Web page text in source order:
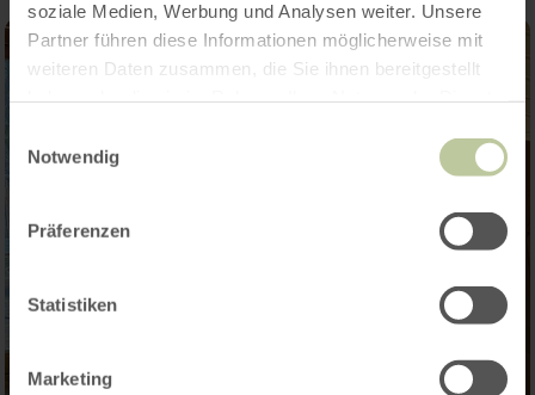
soziale Medien, Werbung und Analysen weiter. Unsere
Partner führen diese Informationen möglicherweise mit
weiteren Daten zusammen, die Sie ihnen bereitgestellt
Notwendig
Präferenzen
Statistiken
Marketing